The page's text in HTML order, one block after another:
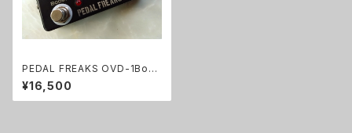
PEDAL FREAKS OVD-1Boos
t完成品
¥16,500